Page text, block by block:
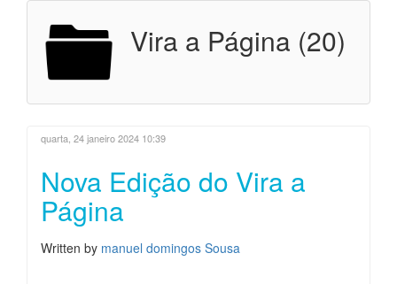
Vira a Página (20)
quarta, 24 janeiro 2024 10:39
Nova Edição do Vira a
Página
Written by manuel domingos Sousa